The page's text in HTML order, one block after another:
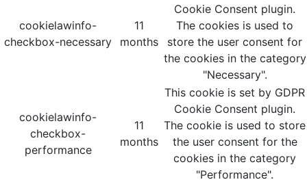
cookielawinfo-
checkbox-necessary
11
months
Cookie Consent plugin.
The cookies is used to
store the user consent for
the cookies in the category
"Necessary".
cookielawinfo-
checkbox-
performance
11
months
This cookie is set by GDPR
Cookie Consent plugin.
The cookie is used to store
the user consent for the
cookies in the category
"Performance".